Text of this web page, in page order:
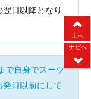
日以降となり
で自身でスーツ
日以前にして
上へ
ナビへ